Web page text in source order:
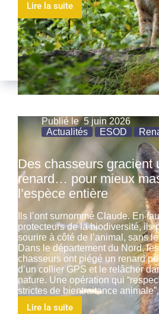
Lire la suite
Publié le 5 juin 2026
Actualités
ESOD
Des chasseurs gracient
renard… pour mieux
l’espèce entière
Ils l’ont surnommé Claude. En
protecteurs de la biodiversité, ils
sourire à côté de l’animal, sans
Dans le département du Nord, les
chasseurs ont piégé un renard
d’un collier GPS et le relâcher
nature. Une opération qui
strictes de bientraitance
Lire la suite